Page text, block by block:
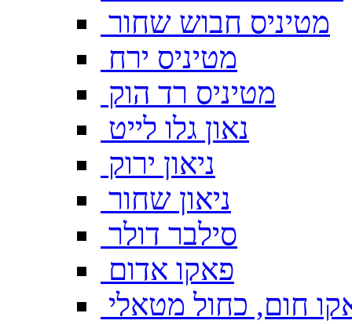
מטיניס חבוש שחור
מטיניס ירח
מטיניס רד הוק
נאון גלו לייט
ניאון ירוק
ניאון שחור
סילבר דולר
פאקו אדום
חום, כחול מטאלי